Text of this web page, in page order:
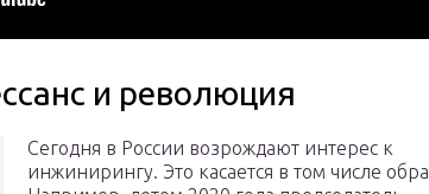
и революция
Сегодня в России возрождают интерес к
инжинирингу. Это касается в том числе